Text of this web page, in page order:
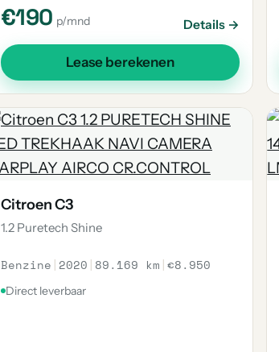
€190 p/mnd Details →
Lease berekenen
Citroen C3
1.2 Puretech Shine
Benzine | 2020 | 89.169 km |€8.950
Direct leverbaar